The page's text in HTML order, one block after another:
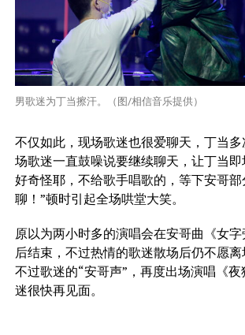
男歌迷为丁当擦汗。（图/相信音乐提供）
不仅如此，现场歌迷也很爱聊天，丁当
场歌迷一直鼓噪说要继续聊天，让丁当
好奇怪耶，不给歌手唱歌的，等下安哥
聊！”顿时引起全场哄堂大笑。
原以为两小时多的演唱会在安哥曲《女字
后结束，不过热情的歌迷散场后仍不愿
不过歌迷的“安哥声”，再度出场演唱《
迷很快再见面。